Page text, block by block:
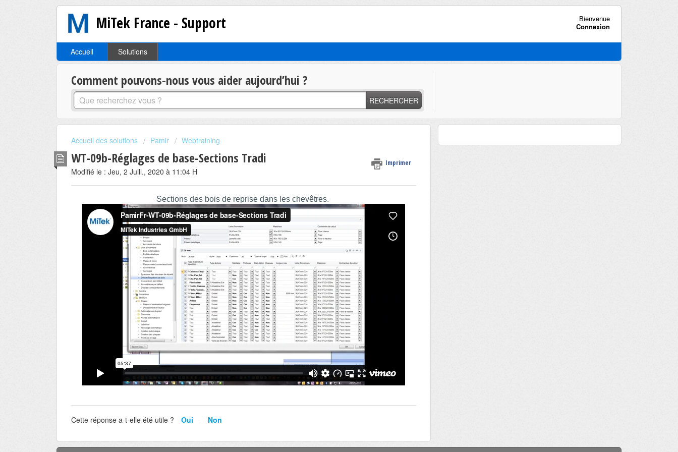
MiTek France - Support
Bienvenue
Connexion
Accueil Solutions
Comment pouvons-nous vous aider aujourd’hui ?
RECHERCHER
Accueil des solutions Pamir Webtraining
WT-09b-Réglages de base-Sections Tradi Imprimer
Modifié le : Jeu, 2 Juill., 2020 à 11:04 H
Sections des bois de reprise dans les chevêtres.
Cette réponse a-t-elle été utile ? Oui Non